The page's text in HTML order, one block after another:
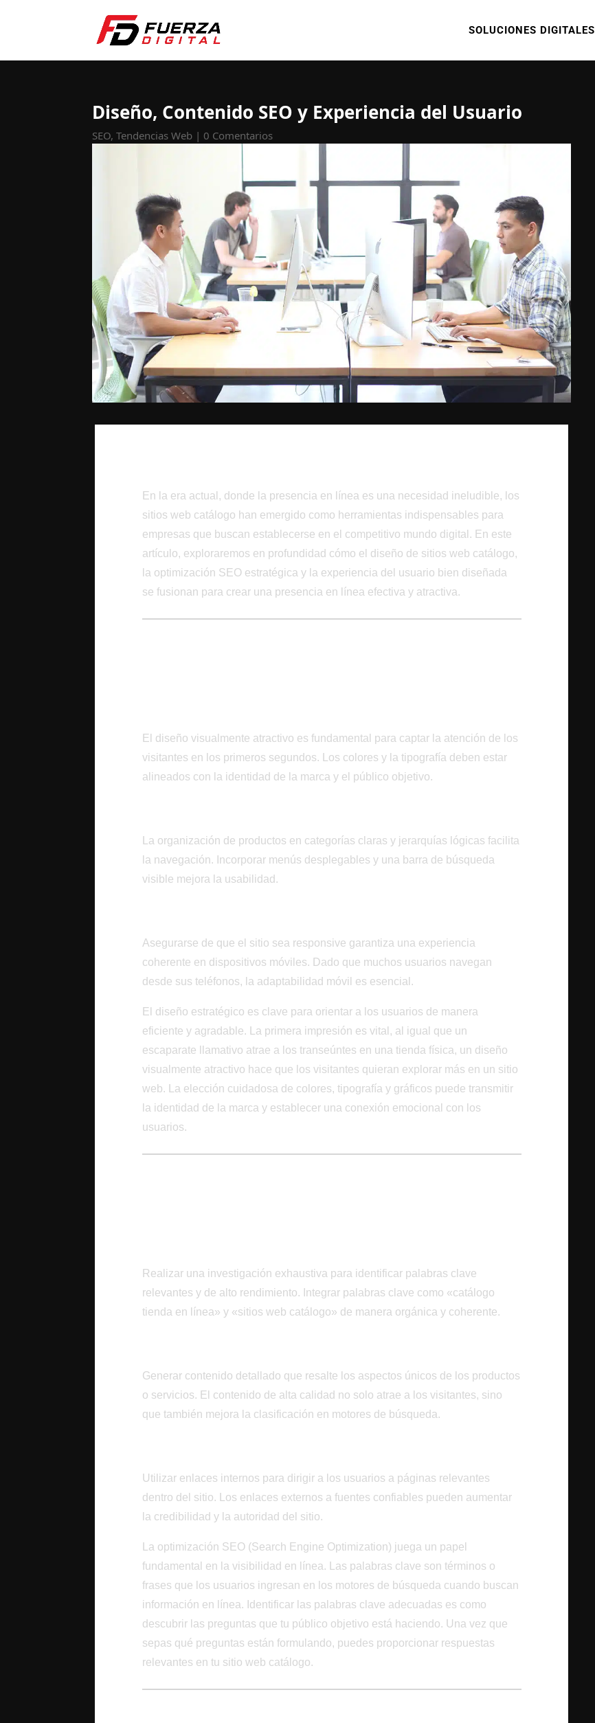
SOLUCIONES DIGITALES
Diseño, Contenido SEO y Experiencia del Usuario
SEO,Tendencias Web | 0 Comentarios
En la era actual, donde la presencia en línea es una necesidad ineludible, los
sitios web catálogo han emergido como herramientas indispensables para
empresas que buscan establecerse en el competitivo mundo digital. En este
artículo, exploraremos en profundidad cómo el diseño de sitios web catálogo,
la optimización SEO estratégica y la experiencia del usuario bien diseñada
se fusionan para crear una presencia en línea efectiva y atractiva.
El diseño visualmente atractivo es fundamental para captar la atención de los
visitantes en los primeros segundos. Los colores y la tipografía deben estar
alineados con la identidad de la marca y el público objetivo.
La organización de productos en categorías claras y jerarquías lógicas facilita
la navegación. Incorporar menús desplegables y una barra de búsqueda
visible mejora la usabilidad.
Asegurarse de que el sitio sea responsive garantiza una experiencia
coherente en dispositivos móviles. Dado que muchos usuarios navegan
desde sus teléfonos, la adaptabilidad móvil es esencial.
El diseño estratégico es clave para orientar a los usuarios de manera
eficiente y agradable. La primera impresión es vital, al igual que un
escaparate llamativo atrae a los transeúntes en una tienda física, un diseño
visualmente atractivo hace que los visitantes quieran explorar más en un sitio
web. La elección cuidadosa de colores, tipografía y gráficos puede transmitir
la identidad de la marca y establecer una conexión emocional con los
usuarios.
Realizar una investigación exhaustiva para identificar palabras clave
relevantes y de alto rendimiento. Integrar palabras clave como «catálogo
tienda en línea» y «sitios web catálogo» de manera orgánica y coherente.
Generar contenido detallado que resalte los aspectos únicos de los productos
o servicios. El contenido de alta calidad no solo atrae a los visitantes, sino
que también mejora la clasificación en motores de búsqueda.
Utilizar enlaces internos para dirigir a los usuarios a páginas relevantes
dentro del sitio. Los enlaces externos a fuentes confiables pueden aumentar
la credibilidad y la autoridad del sitio.
La optimización SEO (Search Engine Optimization) juega un papel
fundamental en la visibilidad en línea. Las palabras clave son términos o
frases que los usuarios ingresan en los motores de búsqueda cuando buscan
información en línea. Identificar las palabras clave adecuadas es como
descubrir las preguntas que tu público objetivo está haciendo. Una vez que
sepas qué preguntas están formulando, puedes proporcionar respuestas
relevantes en tu sitio web catálogo.